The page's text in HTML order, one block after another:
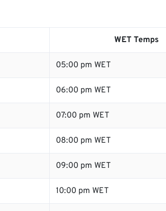
WET Temps
05:00 pm WET
06:00 pm WET
07:00 pm WET
08:00 pm WET
09:00 pm WET
10:00 pm WET